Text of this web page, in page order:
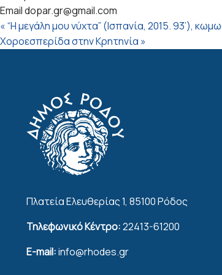
Emaildopar.gr@gmail.com
«“Η μεγάλη μου νύχτα” (Ισπανία, 2015. 93’),
Χοροεσπερίδα στην Κρητηνία »
Πλατεία Ελευθερίας 1, 85100 Ρόδος
Τηλεφωνικό Κέντρο:22413-61200
E-mail:info@rhodes.gr